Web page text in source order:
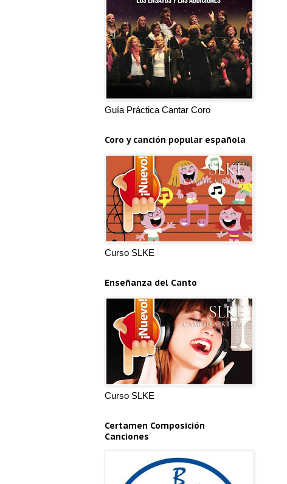
Guía Práctica Cantar Coro
Coro y canción popular española
Curso SLKE
Enseñanza del Canto
Curso SLKE
Certamen Composición
Canciones